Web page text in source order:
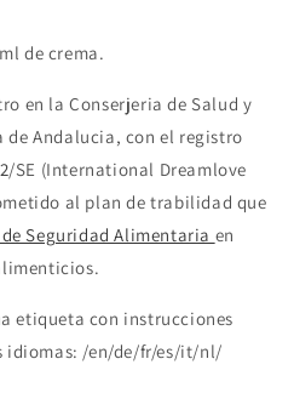
de crema.
en la Conserjeria de Salud y
de Andalucia, con el registro
/SE (International Dreamlove
al plan de trabilidad que
Seguridad Alimentaria en
etiqueta con instrucciones
idiomas: /en/de/fr/es/it/nl/